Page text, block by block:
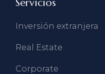
Servicios
Inversión extranjera
Real Estate
Corporate